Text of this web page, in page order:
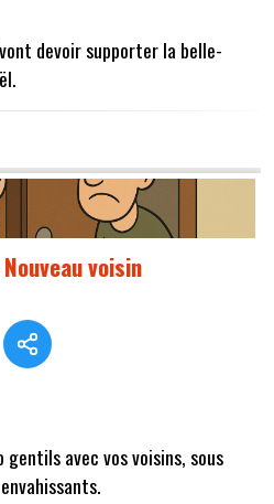
devoir supporter la belle-
voisin
avec vos voisins, sous